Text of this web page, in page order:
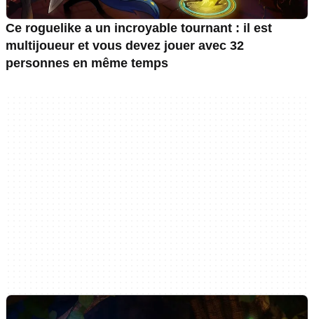
Ce roguelike a un incroyable tournant : il est
multijoueur et vous devez jouer avec 32
personnes en même temps